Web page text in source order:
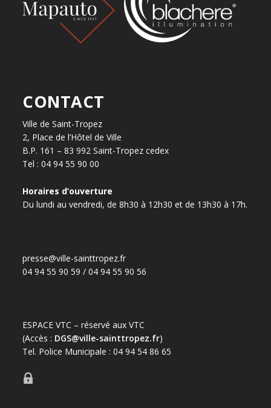
CONTACT
Ville de Saint-Tropez
2, Place de l’Hôtel de Ville
B.P. 161 – 83 992 Saint-Tropez cedex
Tel : 04 94 55 90 00
Horaires d’ouverture
Du lundi au vendredi, de 8h30 à 12h30 et de 13h30 à 17h.
presse@ville-sainttropez.fr
04 94 55 90 59 / 04 94 55 90 56
ESPACE VTC – réservé aux VTC
(Accès : DGS@ville-sainttropez.fr)
Tel. Police Municipale : 04 94 54 86 65